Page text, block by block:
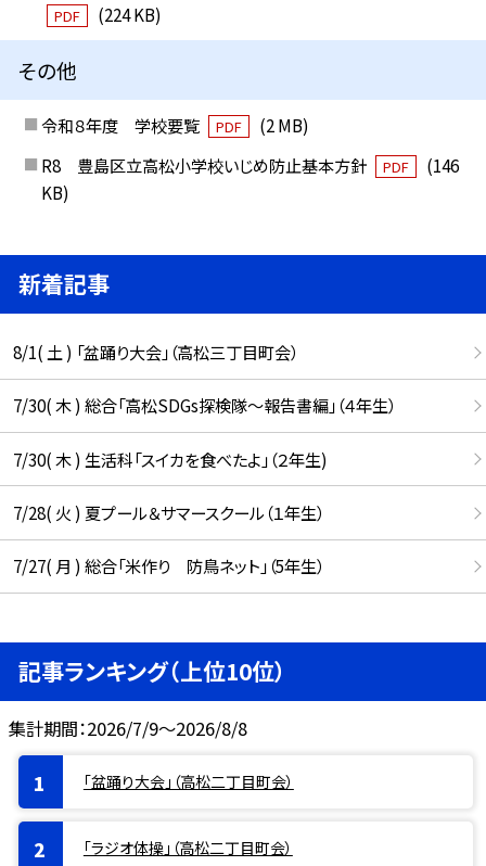
PDF (224 KB)
その他
令和８年度 学校要覧 PDF
(2 MB)
R8 豊島区立高松小学校いじめ防止基本方針
PDF
(146
KB)
新着記事
8/1( 土 ) 「盆踊り大会」（高松三丁目町会）
7/30( 木 ) 総合「高松SDGs探検隊〜報告書編」（４年生）
7/30( 木 ) 生活科「スイカを食べたよ」（２年生)
7/28( 火 ) 夏プール＆サマースクール（１年生）
7/27( 月 ) 総合「米作り 防鳥ネット」（5年生）
記事ランキング（上位10位）
集計期間：2026/7/9～2026/8/8
「盆踊り大会」（高松二丁目町会）
「ラジオ体操」（高松二丁目町会）